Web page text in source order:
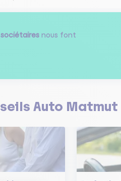
nous font
Auto Matmut